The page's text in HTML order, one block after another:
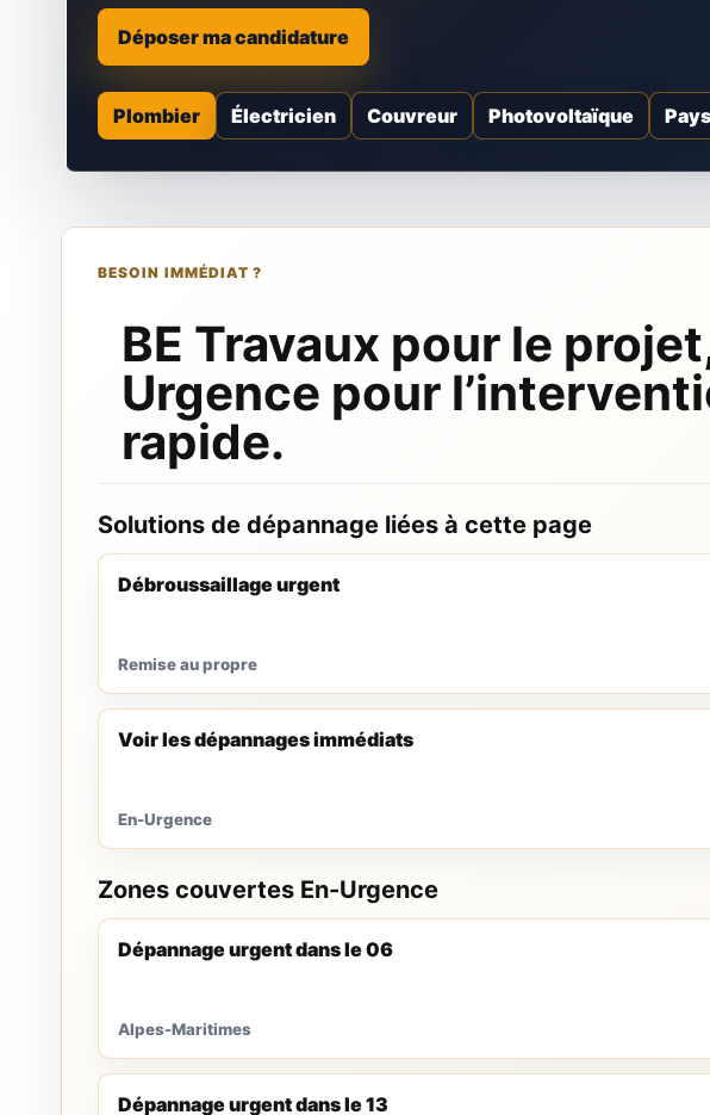
Déposer ma candidature
Plombier Électricien Couvreur Photovoltaïque
BESOIN IMMÉDIAT ?
BE Travaux pour le
Urgence pour
rapide.
Solutions de dépannage liées à cette page
Débroussaillage urgent
Remise au propre
Voir les dépannages immédiats
En-Urgence
Zones couvertes En-Urgence
Dépannage urgent dans le 06
Alpes-Maritimes
Dépannage urgent dans le 13